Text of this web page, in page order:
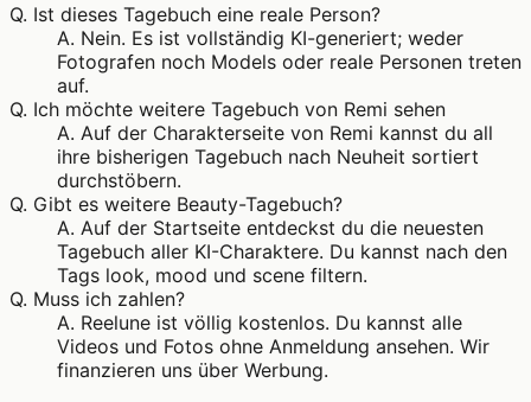
Q. Ist dieses Tagebuch eine reale Person?
A. Nein. Es ist vollständig KI-generiert; weder
Fotografen noch Models oder reale Personen treten
auf.
Q. Ich möchte weitere Tagebuch von Remi sehen
A. Auf der Charakterseite von Remi kannst du all
ihre bisherigen Tagebuch nach Neuheit sortiert
durchstöbern.
Q. Gibt es weitere Beauty-Tagebuch?
A. Auf der Startseite entdeckst du die neuesten
Tagebuch aller KI-Charaktere. Du kannst nach den
Tags look, mood und scene filtern.
Q. Muss ich zahlen?
A. Reelune ist völlig kostenlos. Du kannst alle
Videos und Fotos ohne Anmeldung ansehen. Wir
finanzieren uns über Werbung.